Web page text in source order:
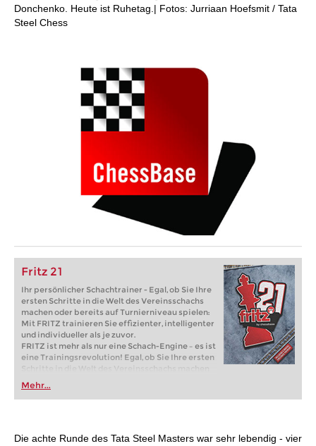
Donchenko. Heute ist Ruhetag.| Fotos: Jurriaan Hoefsmit / Tata
Steel Chess
Fritz 21
Ihr persönlicher Schachtrainer - Egal, ob Sie Ihre
ersten Schritte in die Welt des Vereinsschachs
machen oder bereits auf Turnierniveau spielen:
Mit FRITZ trainieren Sie effizienter, intelligenter
und individueller als je zuvor.
FRITZ ist mehr als nur eine Schach-Engine – es ist
eine Trainingsrevolution! Egal, ob Sie Ihre ersten
Schritte in die Welt des Vereinsschachs machen
oder bereits auf Turnierniveau spielen: Mit
FRITZ trainieren Sie effizienter, intelligenter und
individueller als je zuvor.
Mehr...
Die achte Runde des Tata Steel Masters war sehr lebendig - vier